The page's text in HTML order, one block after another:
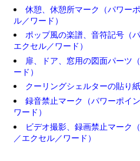
休憩、休憩所マーク（パワー
ル／ワード）
ポップ風の楽譜、音符記号（
エクセル／ワード）
扉、ドア、窓用の図面パーツ
ード）
クーリングシェルターの貼り
録音禁止マーク（パワーポイ
ワード）
ビデオ撮影、録画禁止マーク
／エクセル／ワード）